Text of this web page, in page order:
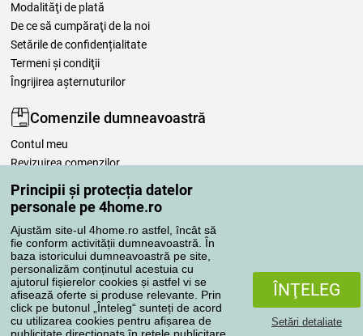
Principii și protecția datelor
personale pe 4home.ro
Ajustăm site-ul 4home.ro astfel, încât să
fie conform activității dumneavoastră. În
baza istoricului dumneavoastră pe site,
personalizăm conținutul acestuia cu
ajutorul fișierelor cookies și astfel vi se
afisează oferte si produse relevante. Prin
click pe butonul „Înteleg“ sunteți de acord
cu utilizarea cookies pentru afișarea de
ÎNŢELEG
Setări detaliate
Modalităţi de plată
De ce să cumpăraţi de la noi
Setările de confidențialitate
Termeni şi condiţii
Îngrijirea așternuturilor
Comenzile dumneavoastră
Contul meu
Revizuirea comenzilor
Reclamaţii
Retragere de la contract
Regulile de procesare a recenziilor
Metode de transport
Metode de plată